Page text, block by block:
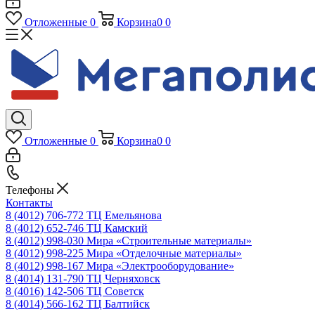
Отложенные 0 Корзина0 0
Отложенные 0 Корзина0 0
Телефоны
Контакты
8 (4012) 706-772 ТЦ Емельянова
8 (4012) 652-746 ТЦ Камский
8 (4012) 998-030 Мира «Строительные материалы»
8 (4012) 998-225 Мира «Отделочные материалы»
8 (4012) 998-167 Мира «Электрооборудование»
8 (4014) 131-790 ТЦ Черняховск
8 (4016) 142-506 ТЦ Советск
8 (4014) 566-162 ТЦ Балтийск